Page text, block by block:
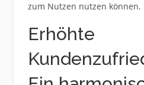
zum Nutzen nutzen können.
Erhöhte